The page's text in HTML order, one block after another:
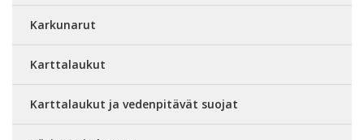
Karkunarut
Karttalaukut
Karttalaukut ja vedenpitävät suojat